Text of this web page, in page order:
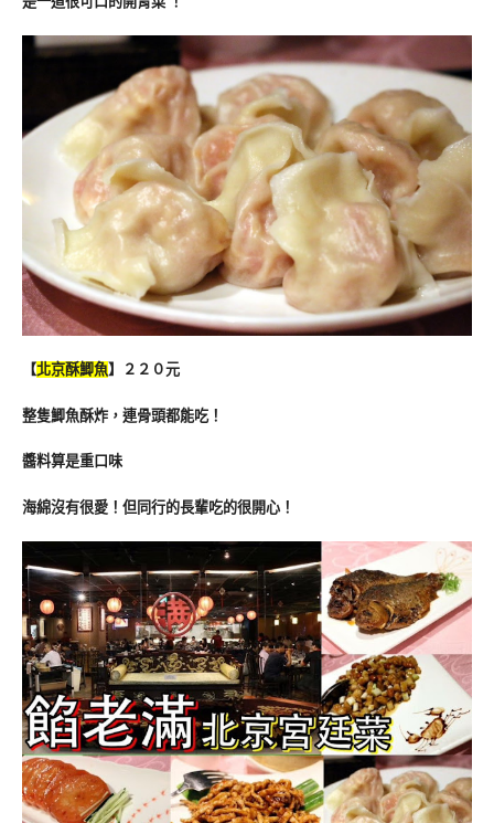
【北京酥鯽魚】２２０元
整隻鯽魚酥炸，連骨頭都能吃！
醬料算是重口味
海綿沒有很愛！但同行的長輩吃的很開心！